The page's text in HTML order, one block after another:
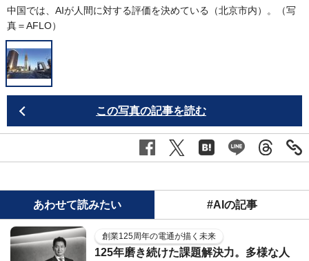
中国では、AIが人間に対する評価を決めている（北京市内）。（写
真＝AFLO）
この写真の記事を読む
あわせて読みたい #AIの記事
創業125周年の電通が描く未来
125年磨き続けた課題解決力。多様な人